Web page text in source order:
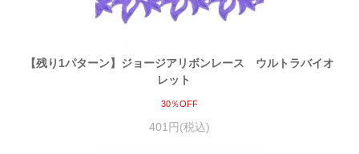
【残り1パターン】ジョージアリボンレース ウルトラバイオ
レット
30％OFF
401円(税込)